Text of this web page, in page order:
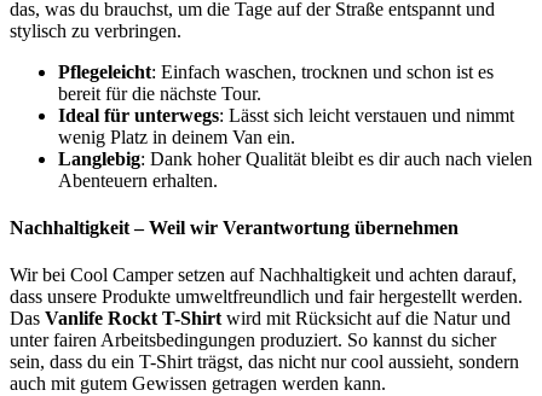
das, was du brauchst, um die Tage auf der Straße entspannt und
stylisch zu verbringen.
Pflegeleicht: Einfach waschen, trocknen und schon ist es
bereit für die nächste Tour.
Ideal für unterwegs: Lässt sich leicht verstauen und nimmt
wenig Platz in deinem Van ein.
Langlebig: Dank hoher Qualität bleibt es dir auch nach vielen
Abenteuern erhalten.
Nachhaltigkeit – Weil wir Verantwortung übernehmen
Wir bei Cool Camper setzen auf Nachhaltigkeit und achten darauf,
dass unsere Produkte umweltfreundlich und fair hergestellt werden.
Das Vanlife Rockt T-Shirt wird mit Rücksicht auf die Natur und
unter fairen Arbeitsbedingungen produziert. So kannst du sicher
sein, dass du ein T-Shirt trägst, das nicht nur cool aussieht, sondern
auch mit gutem Gewissen getragen werden kann.